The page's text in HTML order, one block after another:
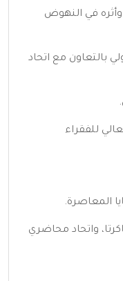
وأثره في النهوض
بالتعاون مع اتحاد
للفقراء
واتحاد محاضري